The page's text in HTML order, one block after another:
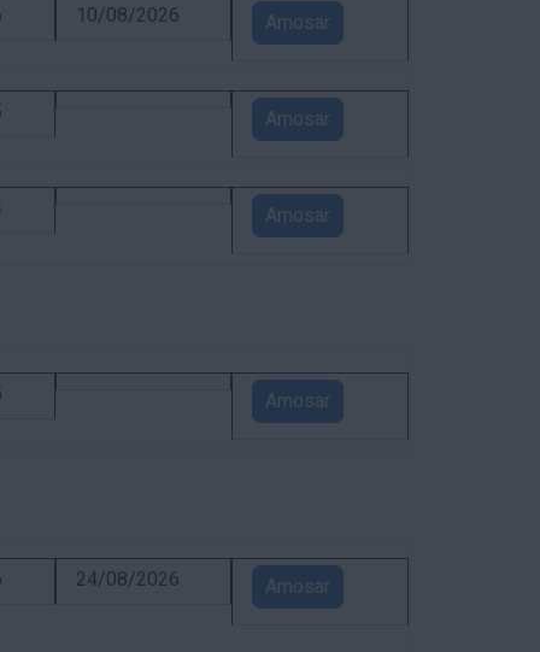
10/08/2026 Amosar
Amosar
Amosar
Amosar
24/08/2026 Amosar